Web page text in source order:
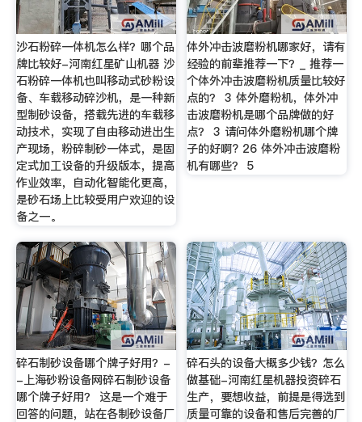
沙石粉碎一体机怎么样？哪个品
牌比较好-河南红星矿山机器 沙
石粉碎一体机也叫移动式砂粉设
备、车载移动碎沙机，是一种新
型制砂设备，搭载先进的车载移
动技术，实现了自由移动进出生
产现场，粉碎制砂一体式，是固
定式加工设备的升级版本，提高
作业效率，自动化智能化更高，
是砂石场上比较受用户欢迎的设
备之一。
体外冲击波磨粉机哪家好，请有
经验的前辈推荐一下？_ 推荐一
个体外冲击波磨粉机质量比较好
点的？ 3 体外磨粉机，体外冲
击波磨粉机是哪个品牌做的好
点？ 3 请问体外磨粉机哪个牌
子的好啊? 26 体外冲击波磨粉
机有哪些？ 5
碎石制砂设备哪个牌子好用？-
-上海砂粉设备网碎石制砂设备
哪个牌子好用？ 这是一个难于
回答的问题，站在各制砂设备厂
碎石头的设备大概多少钱？怎么
做基础-河南红星机器投资碎石
生产，要想收益，前提是得选到
质量可靠的设备和售后完善的厂